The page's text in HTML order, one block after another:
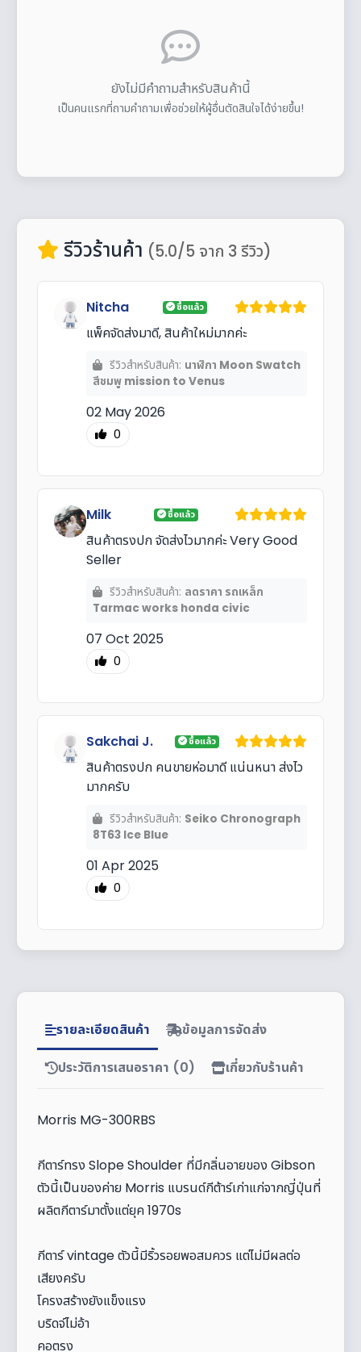
ยังไม่มีคำถามสำหรับสินค้านี้
เป็นคนแรกที่ถามคำถามเพื่อช่วยให้ผู้อื่นตัดสินใจได้ง่ายขึ้น!
รีวิวร้านค้า (5.0/5 จาก 3 รีวิว)
Nitcha ซื้อแล้ว
แพ็คจัดส่งมาดี, สินค้าใหม่มากค่ะ
รีวิวสำหรับสินค้า: นาฬิกา Moon Swatch
สีชมพู mission to Venus
02 May 2026
0
Milk ซื้อแล้ว
สินค้าตรงปก จัดส่งไวมากค่ะ Very Good
Seller
รีวิวสำหรับสินค้า: ลดราคา รถเหล็ก
Tarmac works honda civic
07 Oct 2025
0
Sakchai J. ซื้อแล้ว
สินค้าตรงปก คนขายห่อมาดี แน่นหนา ส่งไว
มากครับ
รีวิวสำหรับสินค้า: Seiko Chronograph
8T63 Ice Blue
01 Apr 2025
0
รายละเอียดสินค้า ข้อมูลการจัดส่ง
ประวัติการเสนอราคา (0) เกี่ยวกับร้านค้า
Morris MG-300RBS
กีตาร์ทรง Slope Shoulder ที่มีกลิ่นอายของ Gibson
ตัวนี้เป็นของค่าย Morris แบรนด์กีต้าร์เก่าแก่จากญี่ปุ่นที่
ผลิตกีตาร์มาตั้งแต่ยุค 1970s
กีตาร์ vintage ตัวนี้มีริ้วรอยพอสมควร แต่ไม่มีผลต่อ
เสียงครับ
โครงสร้างยังแข็งแรง
บริดจ์ไม่อ้า
คอตรง